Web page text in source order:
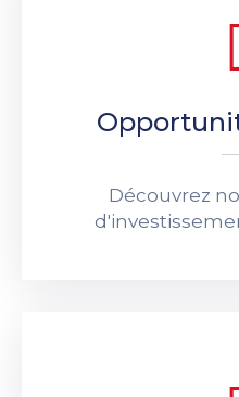
Découvrez